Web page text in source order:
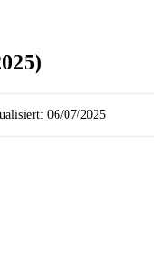
06/07/2025